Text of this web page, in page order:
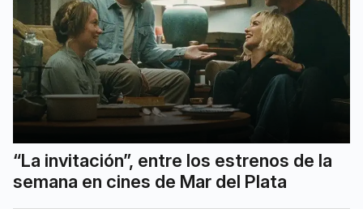
“La invitación”, entre los estrenos de la
semana en cines de Mar del Plata